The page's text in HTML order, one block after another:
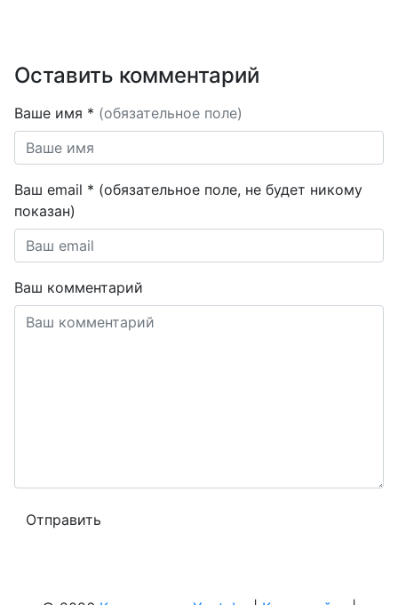
Оставить комментарий
Ваше имя * (обязательное поле)
Ваш email * (обязательное поле, не будет никому
показан)
Ваш комментарий